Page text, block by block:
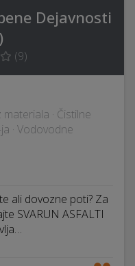
Dejavnosti
(9)
· Čistilne
· Vodovodne
ali dovozne poti? Za
SVARUN ASFALTI